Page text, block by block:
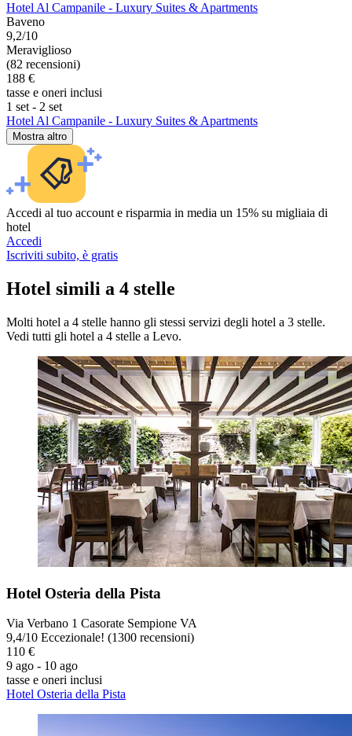
Hotel Al Campanile - Luxury Suites & Apartments
Baveno
9,2/10
Meraviglioso
(82 recensioni)
188 €
tasse e oneri inclusi
1 set - 2 set
Hotel Al Campanile - Luxury Suites & Apartments
Mostra altro
Accedi al tuo account e risparmia in media un 15% su migliaia di
hotel
Accedi
Iscriviti subito, è gratis
Hotel simili a 4 stelle
Molti hotel a 4 stelle hanno gli stessi servizi degli hotel a 3 stelle.
Vedi tutti gli hotel a 4 stelle a Levo.
Hotel Osteria della Pista
Via Verbano 1 Casorate Sempione VA
9,4/10 Eccezionale! (1300 recensioni)
110 €
9 ago - 10 ago
tasse e oneri inclusi
Hotel Osteria della Pista